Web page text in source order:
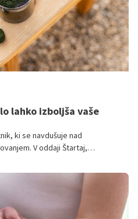
v nadaljevanju članka, lahko
Štartaj Slovenija, ki je že v
lahko izboljša vaše
ki se navdušuje nad
V oddaji Štartaj,
iz modro-zelene alge,
na človeško počutje.